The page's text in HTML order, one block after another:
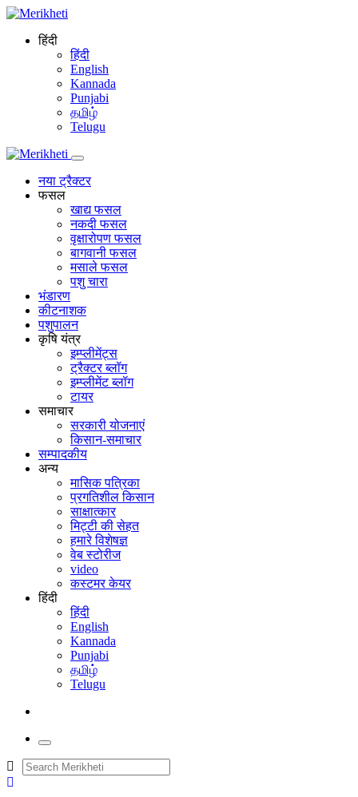
हिंदी
हिंदी
English
Kannada
Punjabi
தமிழ்
Telugu
नया ट्रैक्टर
फसल
खाद्य फसल
नकदी फसल
वृक्षारोपण फसल
बागवानी फसल
मसाले फसल
पशु चारा
भंडारण
कीटनाशक
पशुपालन
कृषि यंत्र
इम्प्लीमेंट्स
ट्रैक्टर ब्लॉग
इम्प्लीमेंट ब्लॉग
टायर
समाचार
सरकारी योजनाएं
किसान-समाचार
सम्पादकीय
अन्य
मासिक पत्रिका
प्रगतिशील किसान
साक्षात्कार
मिट्टी की सेहत
हमारे विशेषज्ञ
वेब स्टोरीज
video
कस्टमर केयर
हिंदी
हिंदी
English
Kannada
Punjabi
தமிழ்
Telugu